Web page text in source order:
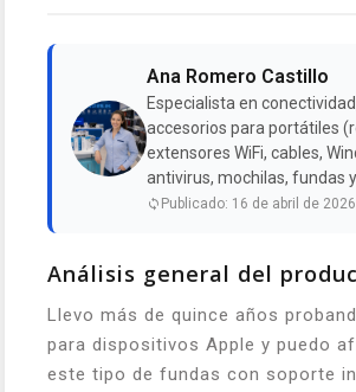
Ana Romero Castillo
Especialista en
accesorios para portátiles
extensores WiFi, cables,
antivirus, mochilas, fundas
Publicado: 16 de abril de 2026
Análisis general del
Llevo más de quince años
para dispositivos Apple y puedo
este tipo de fundas con soporte